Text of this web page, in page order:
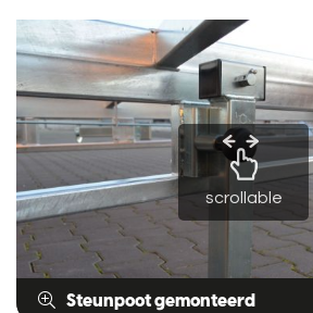
Steunpoot gemonteerd
scrollable